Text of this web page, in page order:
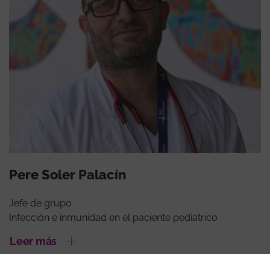
Pere Soler Palacín
Jefe de grupo
Infección e inmunidad en el paciente pediátrico
Leer más